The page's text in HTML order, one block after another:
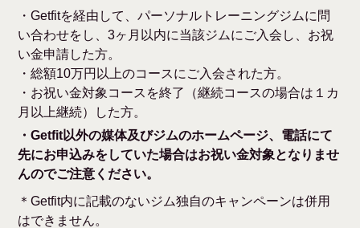
・Getfitを経由して、パーソナルトレーニングジムに問
い合わせをし、3ヶ月以内に当該ジムにご入会し、お祝
い金申請した方。
・総額10万円以上のコースにご入会された方。
・お祝い金対象コースを終了（継続コースの場合は１カ
月以上継続）した方。
・Getfit以外の媒体及びジムのホームページ、電話にて
先にお申込みをしていた場合はお祝い金対象となりませ
んのでご注意ください。
＊Getfit内に記載のないジム独自のキャンペーンは併用
はできません。